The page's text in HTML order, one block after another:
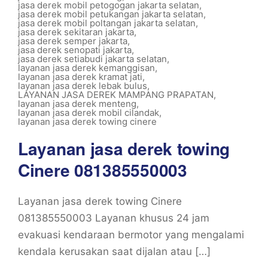
jasa derek mobil petogogan jakarta selatan,
jasa derek mobil petukangan jakarta selatan,
jasa derek mobil poltangan jakarta selatan,
jasa derek sekitaran jakarta,
jasa derek semper jakarta,
jasa derek senopati jakarta,
jasa derek setiabudi jakarta selatan,
layanan jasa derek kemanggisan,
layanan jasa derek kramat jati,
layanan jasa derek lebak bulus,
LAYANAN JASA DEREK MAMPANG PRAPATAN,
layanan jasa derek menteng,
layanan jasa derek mobil cilandak,
layanan jasa derek towing cinere
Layanan jasa derek towing
Cinere 081385550003
Layanan jasa derek towing Cinere
081385550003 Layanan khusus 24 jam
evakuasi kendaraan bermotor yang mengalami
kendala kerusakan saat dijalan atau […]